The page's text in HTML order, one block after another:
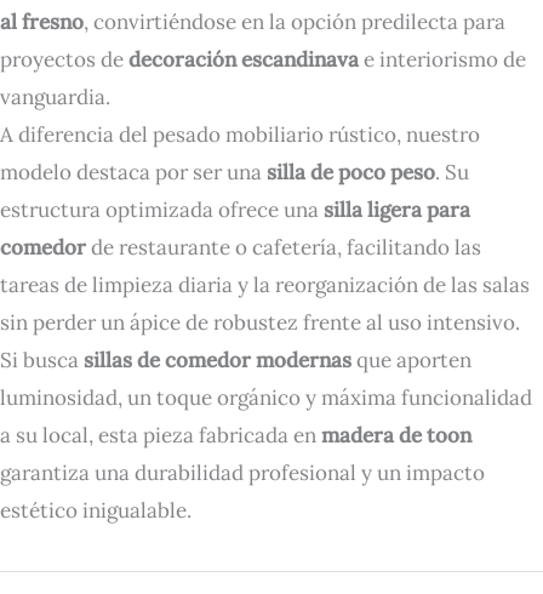
al fresno, convirtiéndose en la opción predilecta para
proyectos dedecoración escandinavae interiorismo de
vanguardia.
A diferencia del pesado mobiliario rústico, nuestro
modelo destaca por ser una silla de poco peso. Su
estructura optimizada ofrece una silla ligera para
comedorde restaurante o cafetería, facilitando las
tareas de limpieza diaria y la reorganización de las salas
sin perder un ápice de robustez frente al uso intensivo.
Si busca sillas de comedor modernasque aporten
luminosidad, un toque orgánico y máxima funcionalidad
a su local, esta pieza fabricada enmadera de toon
garantiza una durabilidad profesional y un impacto
estético inigualable.